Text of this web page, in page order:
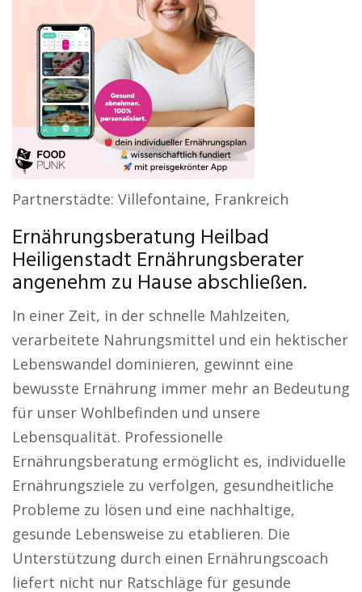
Partnerstädte: Villefontaine, Frankreich
Ernährungsberatung Heilbad
Heiligenstadt Ernährungsberater
angenehm zu Hause abschließen.
In einer Zeit, in der schnelle Mahlzeiten,
verarbeitete Nahrungsmittel und ein hektischer
Lebenswandel dominieren, gewinnt eine
bewusste Ernährung immer mehr an Bedeutung
für unser Wohlbefinden und unsere
Lebensqualität. Professionelle
Ernährungsberatung ermöglicht es, individuelle
Ernährungsziele zu verfolgen, gesundheitliche
Probleme zu lösen und eine nachhaltige,
gesunde Lebensweise zu etablieren. Die
Unterstützung durch einen Ernährungscoach
liefert nicht nur Ratschläge für gesunde